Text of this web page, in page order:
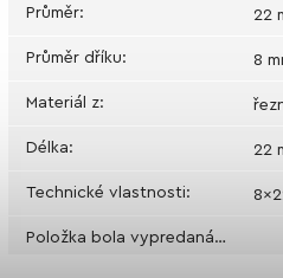
Průměr: 22
Průměr dříku: 8
Materiál z:
Délka: 22
Technické vlastnosti:
Položka bola vypredaná…